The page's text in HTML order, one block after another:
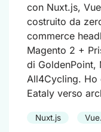
con Nuxt.js,
costruito da
commerce
Magento 2 +
di GoldenPoint,
All4Cycling.
Eataly verso
Nuxt.js